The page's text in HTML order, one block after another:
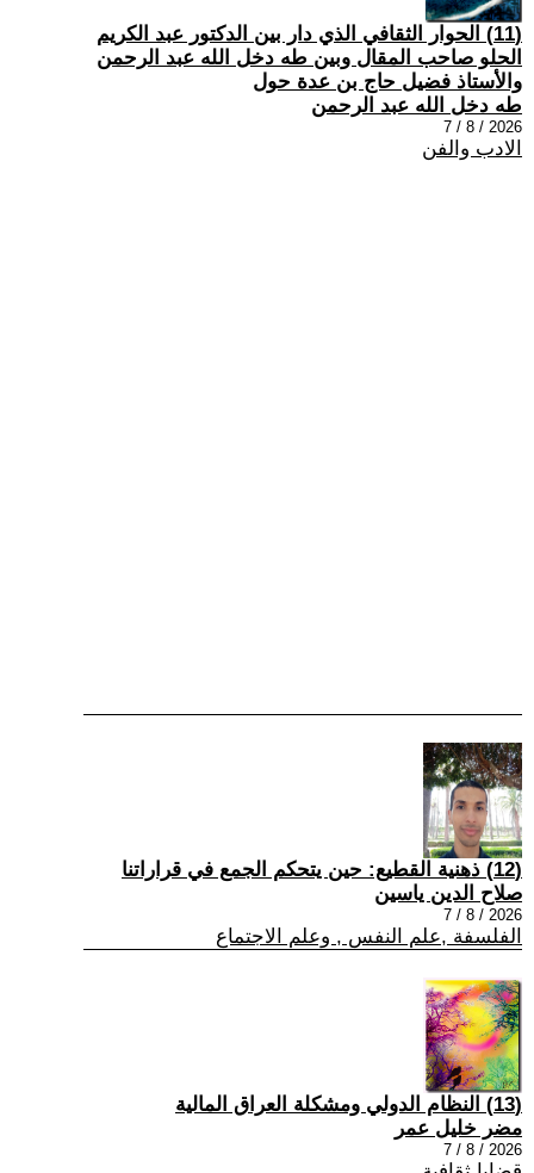
(11) الحوار الثقافي الذي دار بين الدكتور عبد الكريم
الحلو صاحب المقال وبين طه دخل الله عبد الرحمن
والأستاذ فضيل حاج بن عدة حول
طه دخل الله عبد الرحمن
2026 / 8 / 7
الادب والفن
(12) ذهنية القطيع: حين يتحكم الجمع في قراراتنا
صلاح الدين ياسين
2026 / 8 / 7
الفلسفة ,علم النفس , وعلم الاجتماع
(13) النظام الدولي ومشكلة العراق المالية
مضر خليل عمر
2026 / 8 / 7